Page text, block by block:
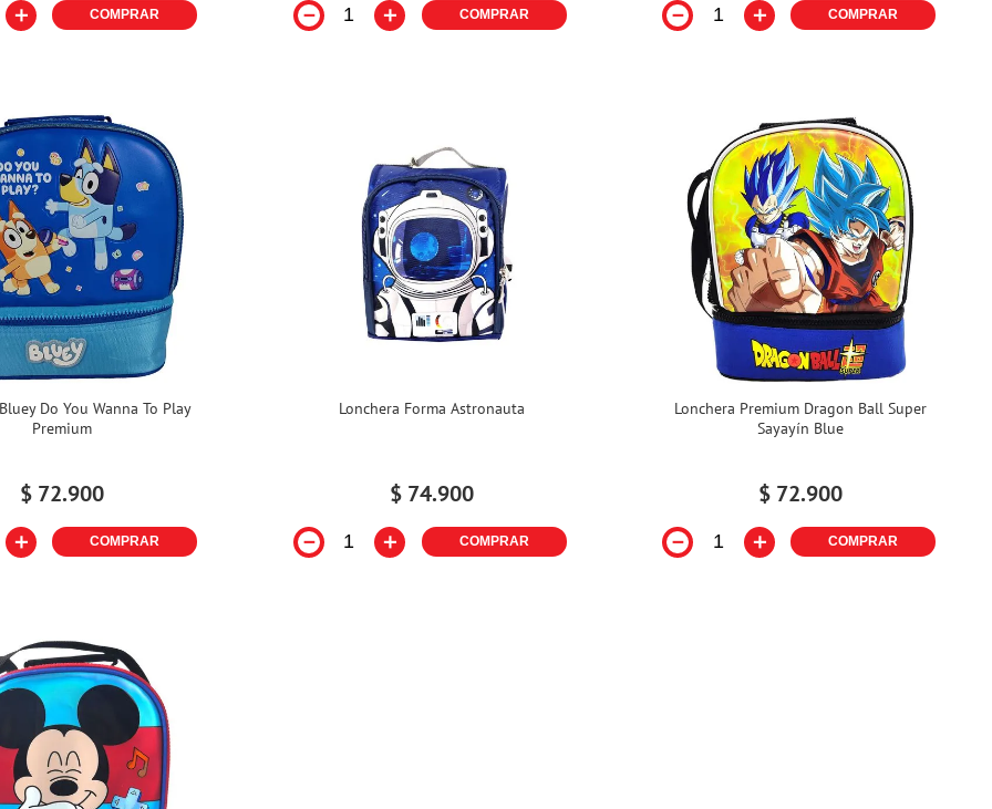
＋ COMPRAR － ＋ COMPRAR － ＋ COMPRAR
Do You Wanna To Play
Premium
$ 72.900
＋ COMPRAR
Lonchera Forma Astronauta
$ 74.900
－ ＋ COMPRAR
Lonchera Premium Dragon Ball Super
Sayayín Blue
$ 72.900
－ ＋ COMPRAR